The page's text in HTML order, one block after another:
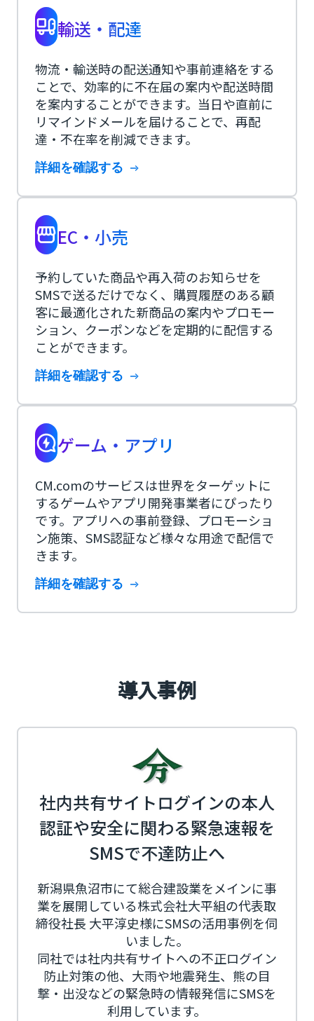
輸送・配達
物流・輸送時の配送通知や事前連絡をする
ことで、効率的に不在届の案内や配送時間
を案内することができます。当日や直前に
リマインドメールを届けることで、再配
達・不在率を削減できます。
詳細を確認する
EC・小売
予約していた商品や再入荷のお知らせを
SMSで送るだけでなく、購買履歴のある顧
客に最適化された新商品の案内やプロモー
ション、クーポンなどを定期的に配信する
ことができます。
詳細を確認する
ゲーム・アプリ
CM.comのサービスは世界をターゲットに
するゲームやアプリ開発事業者にぴったり
です。アプリへの事前登録、プロモーショ
ン施策、SMS認証など様々な用途で配信で
きます。
詳細を確認する
導入事例
社内共有サイトログインの本人
認証や安全に関わる緊急速報を
SMSで不達防止へ
新潟県魚沼市にて総合建設業をメインに事
業を展開している株式会社大平組の代表取
締役社長 大平淳史様にSMSの活用事例を伺
いました。
同社では社内共有サイトへの不正ログイン
防止対策の他、大雨や地震発生、熊の目
撃・出没などの緊急時の情報発信にSMSを
利用しています。